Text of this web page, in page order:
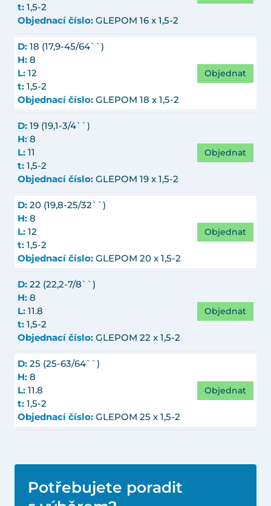
t: 1,5-2
Objednací číslo: GLEPOM 16 x 1,5-2
D: 18 (17,9-45/64``)
H: 8
L: 12
t: 1,5-2
Objednací číslo: GLEPOM 18 x 1,5-2
Objednat
D: 19 (19,1-3/4``)
H: 8
L: 11
t: 1,5-2
Objednací číslo: GLEPOM 19 x 1,5-2
Objednat
D: 20 (19,8-25/32``)
H: 8
L: 12
t: 1,5-2
Objednací číslo: GLEPOM 20 x 1,5-2
Objednat
D: 22 (22,2-7/8``)
H: 8
L: 11.8
t: 1,5-2
Objednací číslo: GLEPOM 22 x 1,5-2
Objednat
D: 25 (25-63/64``)
H: 8
L: 11.8
t: 1,5-2
Objednací číslo: GLEPOM 25 x 1,5-2
Objednat
Potřebujete poradit